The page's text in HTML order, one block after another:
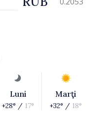
Luni
+28° / 17°
Marţi
+32° / 18°